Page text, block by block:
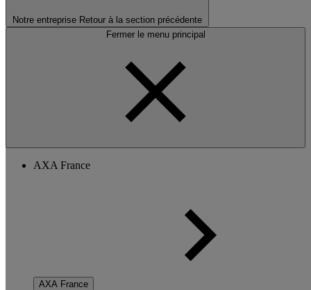
Notre entreprise Retour à la section précédente
Fermer le menu principal
AXA France
AXA France